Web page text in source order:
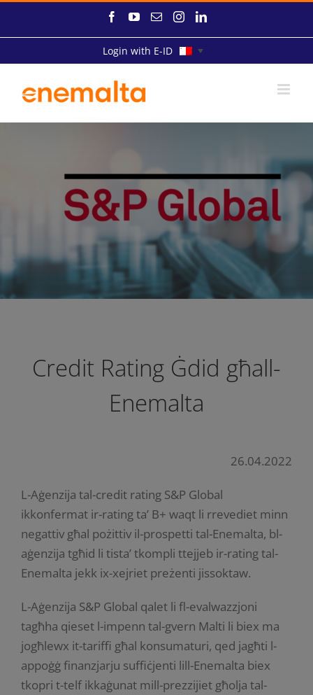
FacebookYouTube
EmailInstagramLinkedIn
Login with E-ID
Credit Rating Ġdid għall-
Enemalta
26.04.2022
L-Aġenzija tal-credit rating S&P Global
ikkonfermat ir-rating ta’ B+ waqt li rrevediet minn
negattiv għal pożittiv il-prospetti tal-Enemalta, bl-
aġenzija tgħid li tista’ tkompli ttejjeb ir-rating tal-
Enemalta jekk ix-xejriet preżenti jissoktaw.
L-Aġenzija S&P Global qalet li fl-evalwazzjoni
tagħha qieset l-impenn tal-gvern Malti li biex ma
jogħlewx it-tariffi għal konsumaturi, qed jagħti l-
appoġġ finanzjarju suffiċjenti lill-Enemalta biex
tkopri t-telf ikkaġunat mill-prezzijiet għolja tal-